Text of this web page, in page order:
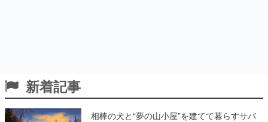
新着記事
相棒の犬と“夢の山小屋”を建てて暮らすサバ